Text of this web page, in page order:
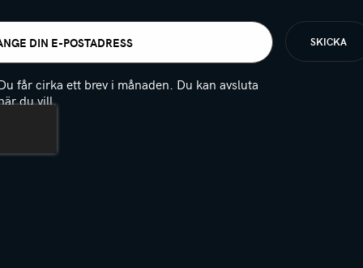
får cirka ett brev i månaden. Du kan avsluta
du vill.